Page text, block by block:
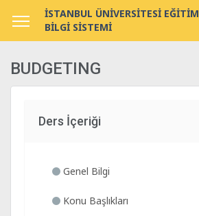
İSTANBUL ÜNİVERSİTESİ EĞİTİM
BİLGİ SİSTEMİ
BUDGETING
Ders İçeriği
Genel Bilgi
Konu Başlıkları